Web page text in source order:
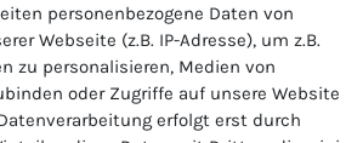
Netherlands B.V., Colosseum 1 ,
Niederlande, +49 3034649110,
personenbezogene Daten von
Webseite (z.B. IP-Adresse), um z.B.
zu personalisieren, Medien von
oder Zugriffe auf unsere Website
erfolgt erst durch